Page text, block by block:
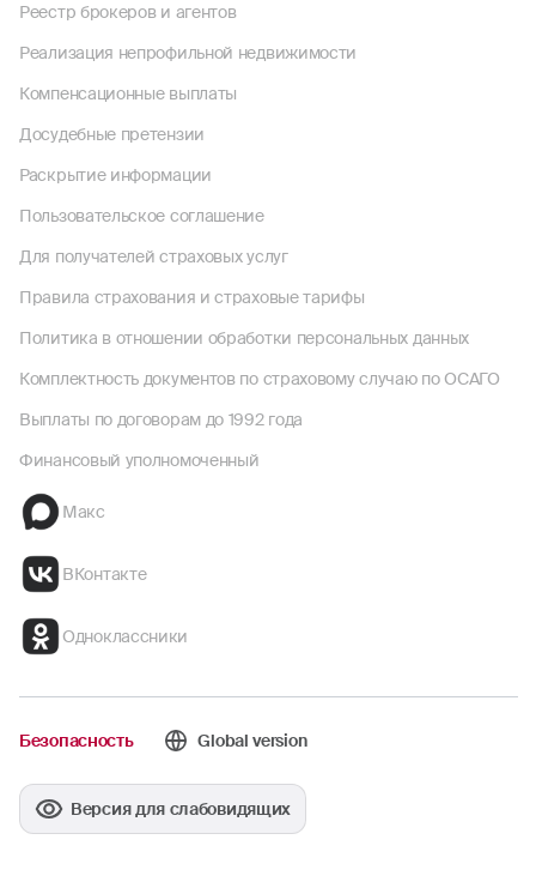
Реестр брокеров и агентов
Реализация непрофильной недвижимости
Компенсационные выплаты
Досудебные претензии
Раскрытие информации
Пользовательское соглашение
Для получателей страховых услуг
Правила страхования и страховые тарифы
Политика в отношении обработки персональных данных
Комплектность документов по страховому случаю по ОСАГО
Выплаты по договорам до 1992 года
Финансовый уполномоченный
Макс
ВКонтакте
Одноклассники
Безопасность Global version
Версия для слабовидящих